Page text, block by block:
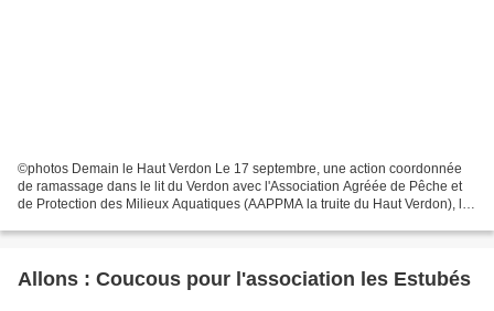
©photos Demain le Haut Verdon Le 17 septembre, une action coordonnée
de ramassage dans le lit du Verdon avec l'Association Agréée de Pêche et
de Protection des Milieux Aquatiques (AAPPMA la truite du Haut Verdon), le
Allons : Coucous pour l'association les Estubés